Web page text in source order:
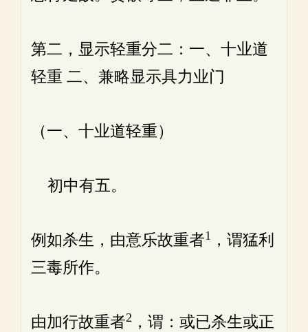
第二，显示轻重分二：一、十业道
轻重 二、兼略显示具力业门
（一、十业道轻重）
初中有五。
例如杀生，由意乐故重者1
，谓猛利
三毒所作。
由加行故重者2 ，谓：或已杀生或正